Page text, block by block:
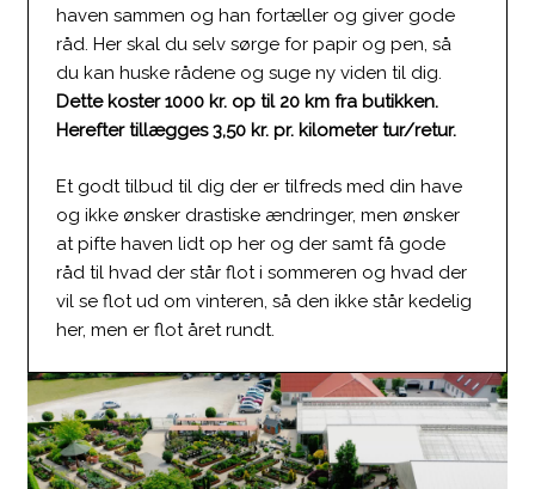
haven sammen og han fortæller og giver gode
råd. Her skal du selv sørge for papir og pen, så
du kan huske rådene og suge ny viden til dig.
Dette koster 1000 kr. op til 20 km fra butikken.
Herefter tillægges 3,50 kr. pr. kilometer tur/retur.
Et godt tilbud til dig der er tilfreds med din have
og ikke ønsker drastiske ændringer, men ønsker
at pifte haven lidt op her og der samt få gode
råd til hvad der står flot i sommeren og hvad der
vil se flot ud om vinteren, så den ikke står kedelig
her, men er flot året rundt.​